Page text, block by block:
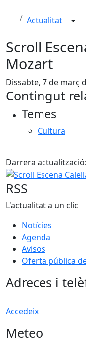
Actualitat
Scroll
Mozart
Dissabte, 7 de març
Contingut
Temes
Cultura
Darrera
Scroll Escena Calella
RSS
L'actualitat a un clic
Notícies
Agenda
Avisos
Oferta pública
Adreces i
Accedeix
Meteo